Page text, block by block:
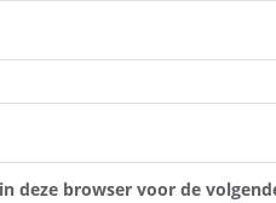
deze browser voor de